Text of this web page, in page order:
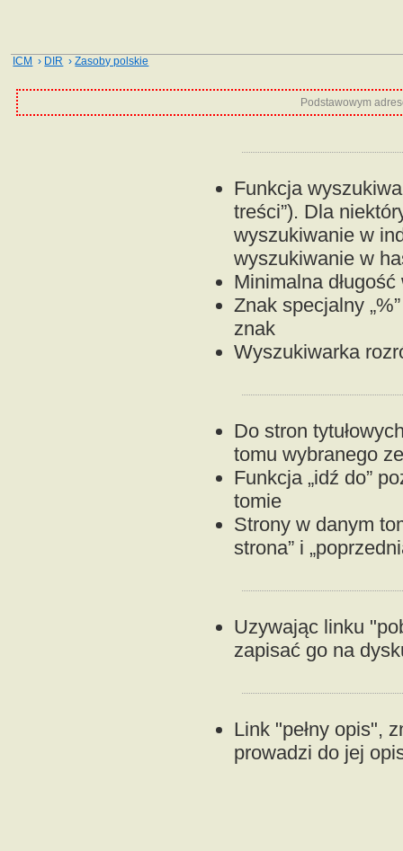
ICM › DIR ›Zasoby polskie
Podstawowym
Funkcja
treści”). Dla
wyszukiwanie w
wyszukiwanie w
Minimalna
Znak specjalny
znak
Wyszukiwarka
Do stron
tomu wybranego
Funkcja „idź do”
tomie
Strony w danym
strona” i
Uzywając linku
zapisać go na
Link "pełny opis",
prowadzi do jej